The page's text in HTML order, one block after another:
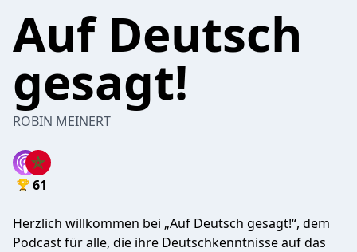
Auf Deutsch
gesagt!
ROBIN MEINERT
61
Herzlich willkommen bei „Auf Deutsch gesagt!“, dem
Podcast für alle, die ihre Deutschkenntnisse auf das